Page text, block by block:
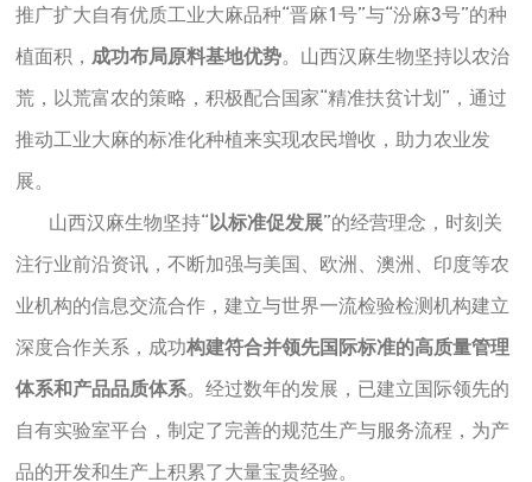
推广扩大自有优质工业大麻品种“晋麻1号”与“汾麻3号”的种
植面积， 成功布局原料基地优势。山西汉麻生物坚持以农治
荒，以荒富农的策略，积极配合国家“精准扶贫计划”，通过
推动工业大麻的标准化种植来实现农民增收，助力农业发
展。
山西汉麻生物坚持“以标准促发展”的经营理念，时刻关
注行业前沿资讯，不断加强与美国、欧洲、澳洲、印度等农
业机构的信息交流合作，建立与世界一流检验检测机构建立
深度合作关系，成功构建符合并领先国际标准的高质量管理
体系和产品品质体系。经过数年的发展，已建立国际领先的
自有实验室平台，制定了完善的规范生产与服务流程，为产
品的开发和生产上积累了大量宝贵经验。